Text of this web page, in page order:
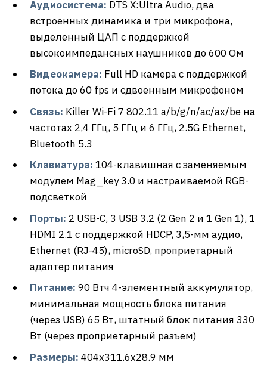
Аудиосистема: DTS X:Ultra Audio, два
встроенных динамика и три микрофона,
выделенный ЦАП с поддержкой
высокоимпедансных наушников до 600 Ом
Видеокамера: Full HD камера с поддержкой
потока до 60 fps и сдвоенным микрофоном
Связь: Killer Wi-Fi 7 802.11 a/b/g/n/ac/ax/be на
частотах 2,4 ГГц, 5 ГГц и 6 ГГц, 2.5G Ethernet,
Bluetooth 5.3
Клавиатура: 104-клавишная с заменяемым
модулем Mag_key 3.0 и настраиваемой RGB-
подсветкой
Порты: 2 USB-С, 3 USB 3.2 (2 Gen 2 и 1 Gen 1), 1
HDMI 2.1 с поддержкой HDCP, 3,5-мм аудио,
Ethernet (RJ-45), microSD, проприетарный
адаптер питания
Питание: 90 Втч 4-элементный аккумулятор,
минимальная мощность блока питания
(через USB) 65 Вт, штатный блок питания 330
Вт (через проприетарный разъем)
Размеры: 404х311.6х28.9 мм